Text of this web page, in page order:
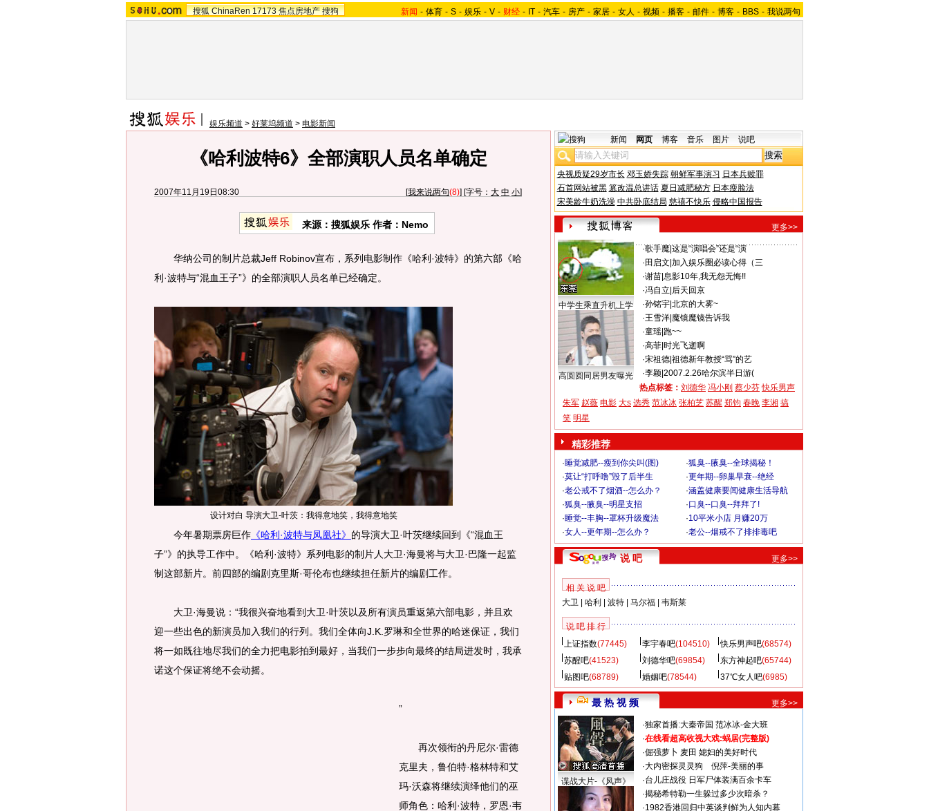
搜狐 ChinaRen 17173 焦点房地产 搜狗 新闻 - 体育 - S - 娱乐 - V - 财经 - IT - 汽车 - 房产 - 家居 - 女人 - 视频 - 播客 - 邮件 - 博客 - BBS - 我说两句
娱乐频道 > 好莱坞频道 > 电影新闻
《哈利波特6》全部演职人员名单确定
2007年11月19日08:30 [我来说两句(8)] [字号： 大 中 小]
来源： 搜狐娱乐 作者：Nemo
华纳公司的制片总裁Jeff Robinov宣布，系列电影制作《哈利·波特》的第六部《哈
利·波特与“混血王子”》的全部演职人员名单已经确定。
设计对白 导演大卫-叶茨：我得意地笑，我得意地笑
今年暑期票房巨作 《哈利·波特与凤凰社》 的导演大卫·叶茨继续回到《“混血王
子”》的执导工作中。《哈利·波特》系列电影的制片人大卫·海曼将与大卫·巴隆一起监
制这部新片。前四部的编剧克里斯·哥伦布也继续担任新片的编剧工作。
大卫·海曼说：“我很兴奋地看到大卫·叶茨以及所有演员重返第六部电影，并且欢
迎一些出色的新演员加入我们的行列。我们全体向J.K.罗琳和全世界的哈迷保证，我们
将一如既往地尽我们的全力把电影拍到最好，当我们一步步向最终的结局进发时，我承
诺这个保证将绝不会动摇。
”
再次领衔的丹尼尔·雷德
克里夫，鲁伯特·格林特和艾
玛·沃森将继续演绎他们的巫
师角色：哈利·波特，罗恩·韦
新闻 网页 博客 音乐 图片 说吧
央视质疑29岁市长 邓玉娇失踪 朝鲜军事演习 日本兵赎罪
石首网站被黑 篡改温总讲话 夏日减肥秘方 日本瘦脸法
宋美龄牛奶洗澡 中共卧底结局 慈禧不快乐 侵略中国报告
更多>>
中学生乘直升机上学
高圆圆同居男友曝光
·歌手魔| 这是“演唱会”还是“演
· 田启文 加入娱乐圈必读心得（三
·谢苗| 息影10年,我无怨无悔!!
·冯自立 后天回京
·孙铭宇| 北京的大雾~
·王雪洋| 魔镜魔镜告诉我
·童瑶| 跑~~
·高菲| 时光飞逝啊
·宋祖德| 祖德新年教授“骂”的艺
·李颖| 2007.2.26哈尔滨半日游(
热点标签： 刘德华 冯小刚 蔡少芬 快乐男声
朱军 赵薇 电影 大s 选秀 范冰冰 张柏芝 苏醒 郑钧 春晚 李湘 搞
笑 明星
精彩推荐
·睡觉减肥--瘦到你尖叫(图) ·狐臭--腋臭--全球揭秘！
·莫让“打呼噜”毁了后半生 ·更年期--卵巢早衰--绝经
·老公戒不了烟酒--怎么办？ ·涵盖健康要闻健康生活导航
·狐臭--腋臭--明星支招 ·口臭--口臭--拜拜了!
·睡觉--丰胸--罩杯升级魔法 ·10平米小店 月赚20万
·女人--更年期--怎么办？ ·老公--烟戒不了排排毒吧
说 吧 更多>>
相 关 说 吧
大卫| 哈利 波特| 马尔福| 韦斯莱
说 吧 排 行
上证指数(77445) 李宇春吧(104510) 快乐男声吧(68574)
苏醒吧(41523) 刘德华吧(69854) 东方神起吧(65744)
贴图吧(68789) 婚姻吧(78544) 37℃女人吧(6985)
最 热 视 频 更多>>
谍战大片-《风声》
·独家首播:大秦帝国 范冰冰-金大班
·在线看超高收视大戏:蜗居(完整版)
·倔强萝卜 麦田 媳妇的美好时代
·大内密探灵灵狗
倪萍-美丽的事
·台儿庄战役 日军尸体装满百余卡车
·揭秘希特勒一生躲过多少次暗杀？
·1982香港回归中英谈判鲜为人知内幕